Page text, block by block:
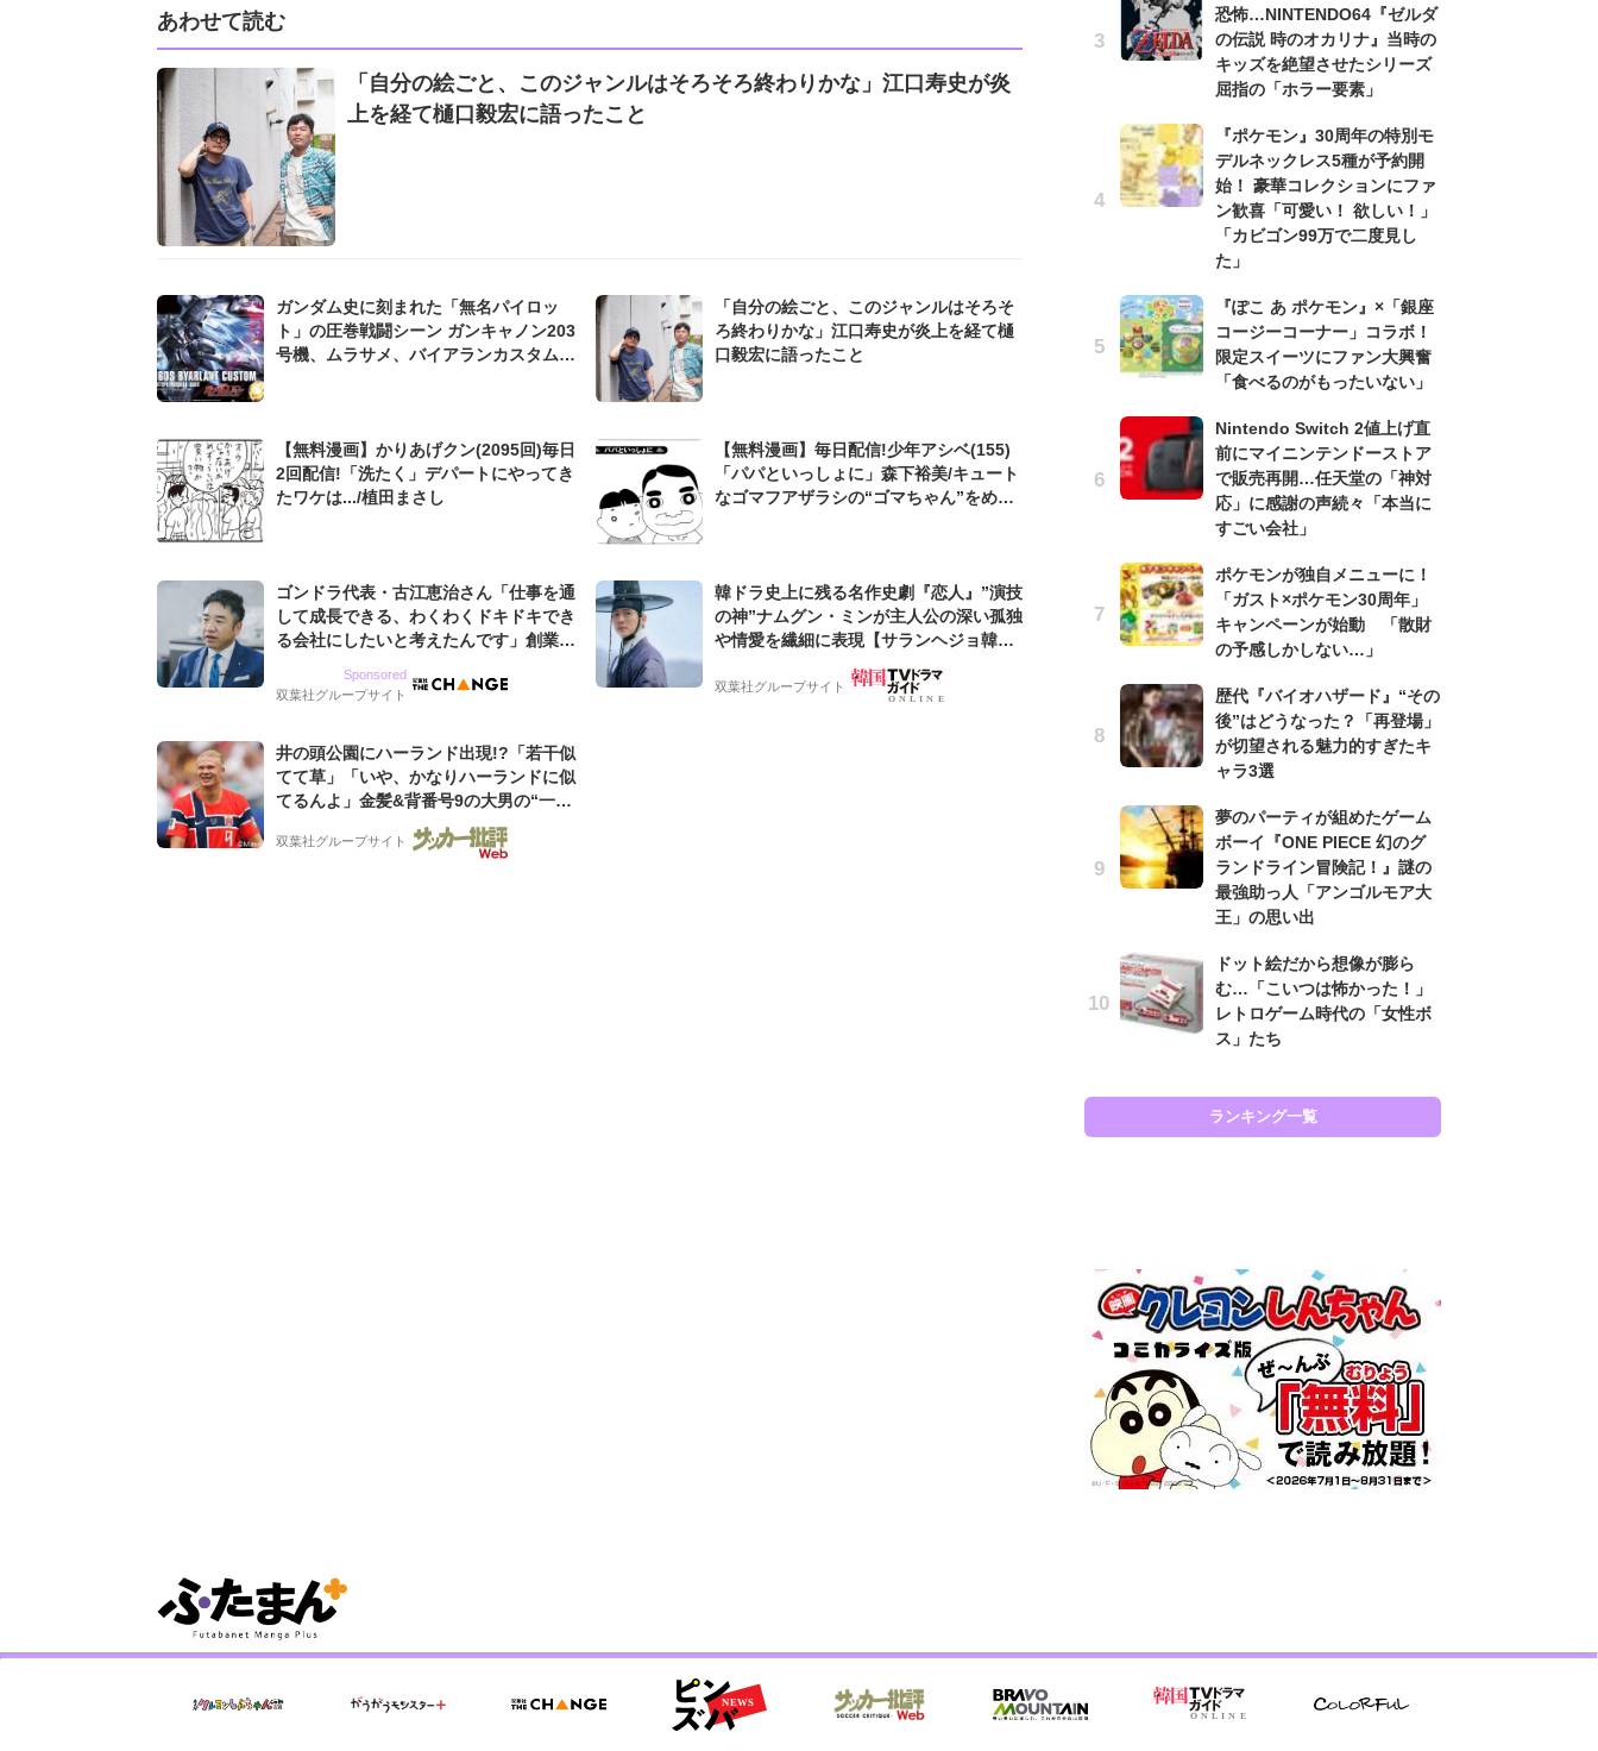
あわせて読む
「自分の絵ごと、このジャンルはそろそろ終わりかな」江口寿史が炎
上を経て樋口毅宏に語ったこと
ガンダム史に刻まれた「無名パイロッ
ト」の圧巻戦闘シーン ガンキャノン203
号機、ムラサメ、バイアランカスタムが
「自分の絵ごと、このジャンルはそろそ
ろ終わりかな」江口寿史が炎上を経て樋
口毅宏に語ったこと
【無料漫画】かりあげクン(2095回)毎日
2回配信!「洗たく」デパートにやってき
たワケは.../植田まさし
【無料漫画】毎日配信!少年アシベ(155)
「パパといっしょに」森下裕美/キュート
なゴマフアザラシの“ゴマちゃん”をめぐ
ゴンドラ代表・古江恵治さん「仕事を通
して成長できる、わくわくドキドキでき
る会社にしたいと考えたんです」創業来
グ会社のアイデンティティ
Sponsored
双葉社グループサイト
韓ドラ史上に残る名作史劇『恋人』”演技
の神”ナムグン・ミンが主人公の深い孤独
や情愛を繊細に表現【サランヘジョ韓ド
双葉社グループサイト
井の頭公園にハーランド出現!?「若干似
てて草」「いや、かなりハーランドに似
てるんよ」金髪&背番号9の大男の“一人
バイキング・ロー”映像が話題!「元気を
もらった」
双葉社グループサイト
恐怖…NINTENDO64『ゼルダ
の伝説 時のオカリナ』当時の
キッズを絶望させたシリーズ
屈指の「ホラー要素」
『ポケモン』30周年の特別モ
デルネックレス5種が予約開
始！ 豪華コレクションにファ
ン歓喜「可愛い！ 欲しい！」
「カビゴン99万で二度見し
た」
『ぽこ あ ポケモン』×「銀座
コージーコーナー」コラボ！
限定スイーツにファン大興奮
「食べるのがもったいない」
Nintendo Switch 2値上げ直
前にマイニンテンドーストア
で販売再開…任天堂の「神対
応」に感謝の声続々「本当に
すごい会社」
ポケモンが独自メニューに！
「ガスト×ポケモン30周年」
キャンペーンが始動 「散財
の予感しかしない…」
歴代『バイオハザード』“その
後”はどうなった？「再登場」
が切望される魅力的すぎたキ
ャラ3選
夢のパーティが組めたゲーム
ボーイ『ONE PIECE 幻のグ
ランドライン冒険記！』謎の
最強助っ人「アンゴルモア大
王」の思い出
ドット絵だから想像が膨ら
む…「こいつは怖かった！」
レトロゲーム時代の「女性ボ
ス」たち
ランキング一覧